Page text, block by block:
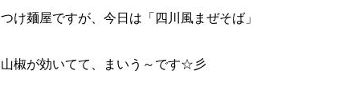
つけ麺屋ですが、今日は「四川風まぜそば」
山椒が効いてて、まいう～です☆彡